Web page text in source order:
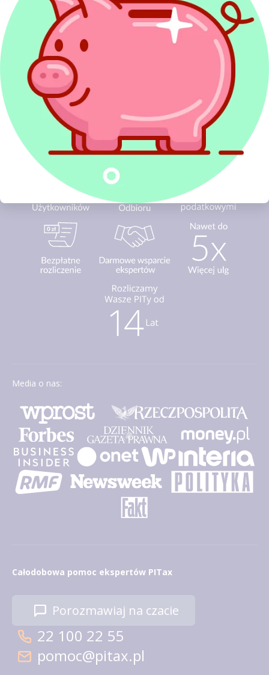
w Polsce program do rozliczeń
PIT
PITax Twoje rozliczenie PIT to wygodny, szybki
i darmowy sposób na Twoje PITy.
Media o nas:
Całodobowa pomoc ekspertów PITax
Porozmawiaj na czacie
22 100 22 55
pomoc@pitax.pl